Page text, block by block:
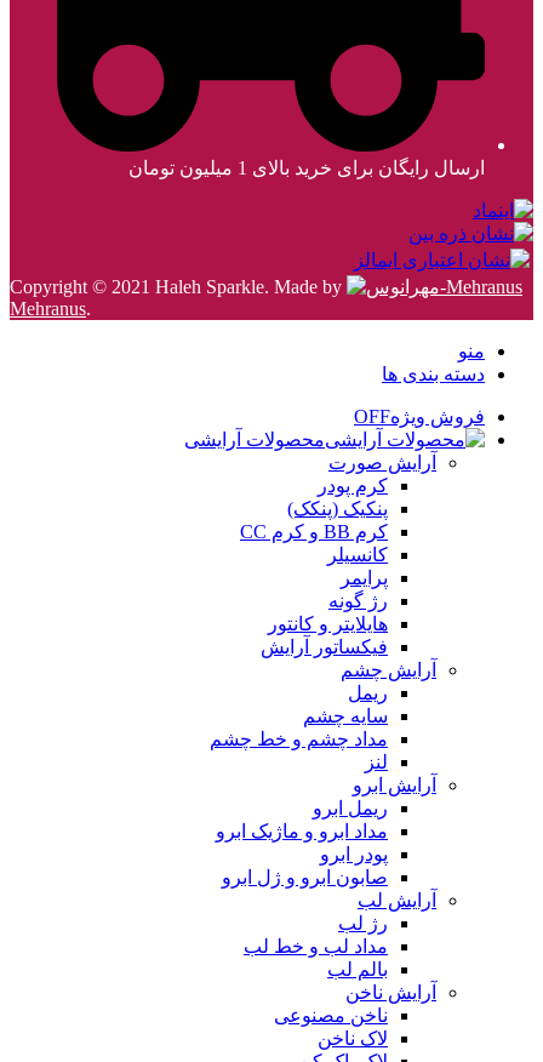
ارسال رایگان برای خرید بالای 1 میلیون تومان
Copyright © 2021 Haleh Sparkle. Made by
Mehranus.
منو
دسته بندی ها
فروش ویژهOFF
محصولات آرایشی
آرایش صورت
کرم پودر
پنکیک (پنکک)
کرم BB و کرم CC
کانسیلر
پرایمر
رژ گونه
هایلایتر و کانتور
فیکساتور آرایش
آرایش چشم
ریمل
سایه چشم
مداد چشم و خط چشم
لنز
آرایش ابرو
ریمل ابرو
مداد ابرو و ماژیک ابرو
پودر ابرو
صابون ابرو و ژل ابرو
آرایش لب
رژ لب
مداد لب و خط لب
بالم لب
آرایش ناخن
ناخن مصنوعی
لاک ناخن